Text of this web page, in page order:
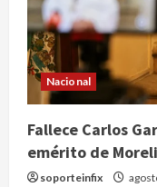
Nacional
Fallece Carlos
emérito de
soporteinfix